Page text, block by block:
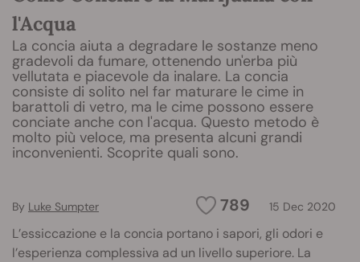
l'Acqua
La concia aiuta a degradare le sostanze meno
gradevoli da fumare, ottenendo un'erba più
vellutata e piacevole da inalare. La concia
consiste di solito nel far maturare le cime in
barattoli di vetro, ma le cime possono essere
conciate anche con l'acqua. Questo metodo è
molto più veloce, ma presenta alcuni grandi
inconvenienti. Scoprite quali sono.
789 15 Dec 2020
By Luke Sumpter
L’essiccazione e la concia portano i sapori, gli odori e
l’esperienza complessiva ad un livello superiore. La